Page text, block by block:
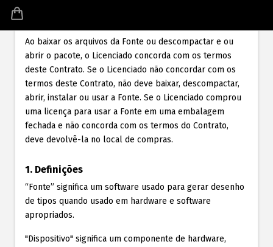
Sacola
Ao baixar os arquivos da Fonte ou descompactar e ou
abrir o pacote, o Licenciado concorda com os termos
deste Contrato. Se o Licenciado não concordar com os
termos deste Contrato, não deve baixar, descompactar,
abrir, instalar ou usar a Fonte. Se o Licenciado comprou
uma licença para usar a Fonte em uma embalagem
fechada e não concorda com os termos do Contrato,
deve devolvê-la no local de compras.
1. Definições
“Fonte” significa um software usado para gerar desenho
de tipos quando usado em hardware e software
apropriados.
"Dispositivo" significa um componente de hardware,